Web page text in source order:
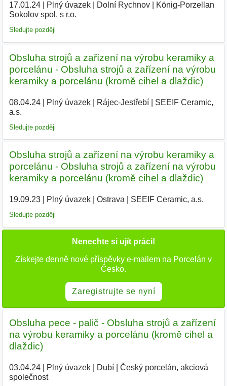
17.01.24| Plný úvazek| Dolní Rychnov|
König-Porzellan
Sokolov spol. s r.o.
Sledujte později
Obsluha strojů a zařízení na výrobu keramiky a
porcelánu - Obsluha strojů a zařízení na výrobu
keramiky a porcelánu (kromě cihel a dlaždic)
08.04.24| Plný úvazek| Rájec-Jestřebí|
SEEIF Ceramic,
a.s.
Sledujte později
Obsluha strojů a zařízení na výrobu keramiky a
porcelánu - Obsluha strojů a zařízení na výrobu
keramiky a porcelánu (kromě cihel a dlaždic)
19.09.23| Plný úvazek| Ostrava SEEIF Ceramic, a.s.
Sledujte později
Nenechte si ujít práci!
Získejte denně nové příspěvky e-mailem na Porcelán v
Česko.
Zaregistrujte se nyní
Obsluha pece - palič - Obsluha strojů a zařízení
na výrobu keramiky a porcelánu (kromě cihel a
dlaždic)
03.04.24| Plný úvazek| Dubí|
Český porcelán, akciová
společnost|